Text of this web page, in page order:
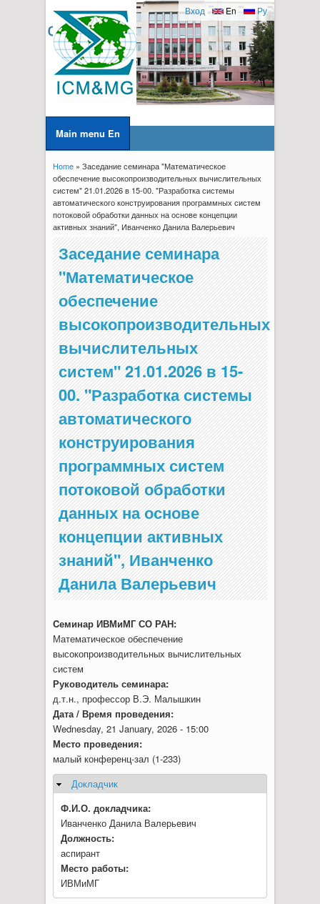
Ру
En
Вход
Main menu En
You are here
Home» Заседание семинара "Математическое
обеспечение высокопроизводительных вычислительных
систем" 21.01.2026 в 15-00. "Разработка системы
автоматического конструирования программных систем
потоковой обработки данных на основе концепции
активных знаний", Иванченко Данила Валерьевич
Заседание семинара
"Математическое
обеспечение
высокопроизводительных
вычислительных
систем" 21.01.2026 в 15-
00. "Разработка системы
автоматического
конструирования
программных систем
потоковой обработки
данных на основе
концепции активных
знаний", Иванченко
Данила Валерьевич
Cеминар ИВМиМГ СО РАН:
Математическое обеспечение
высокопроизводительных вычислительных
систем
Руководитель семинара:
д.т.н., профессор В.Э. Малышкин
Дата / Время проведения:
Wednesday, 21 January, 2026 - 15:00
Место проведения:
малый конференц-зал (1-233)
Hide
Докладчик
Ф.И.О. докладчика:
Иванченко Данила Валерьевич
Должность:
аспирант
Место работы:
ИВМиМГ